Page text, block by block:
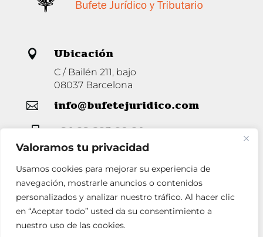
Valoramos tu privacidad
Usamos cookies para mejorar su experiencia de
navegación, mostrarle anuncios o contenidos
personalizados y analizar nuestro tráfico. Al hacer clic
en “Aceptar todo” usted da su consentimiento a
nuestro uso de las cookies.
 Ubicación
C / Bailén 211, bajo
08037 Barcelona
 info@bufetejuridico.com
 +34 93 285 80 94
 Horario
Lunes a Jueves de 9 a 14 y de 16 a 19
Viernes de 9 a 14.